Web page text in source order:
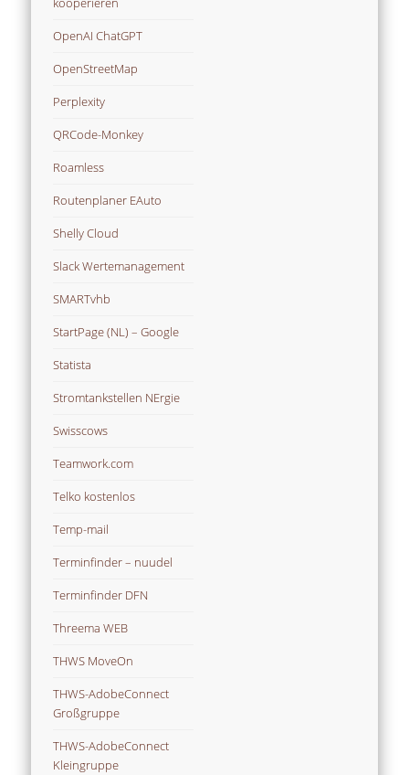
OpenAI ChatGPT
OpenStreetMap
Perplexity
QRCode-Monkey
Roamless
Routenplaner EAuto
Shelly Cloud
Slack Wertemanagement
SMARTvhb
StartPage (NL) – Google
Statista
Stromtankstellen NErgie
Swisscows
Teamwork.com
Telko kostenlos
Temp-mail
Terminfinder – nuudel
Terminfinder DFN
Threema WEB
THWS MoveOn
THWS-AdobeConnect
Großgruppe
THWS-AdobeConnect
Kleingruppe